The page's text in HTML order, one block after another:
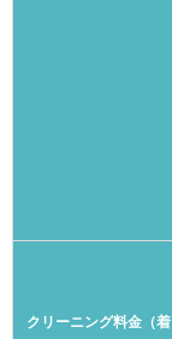
クリーニング料金（着